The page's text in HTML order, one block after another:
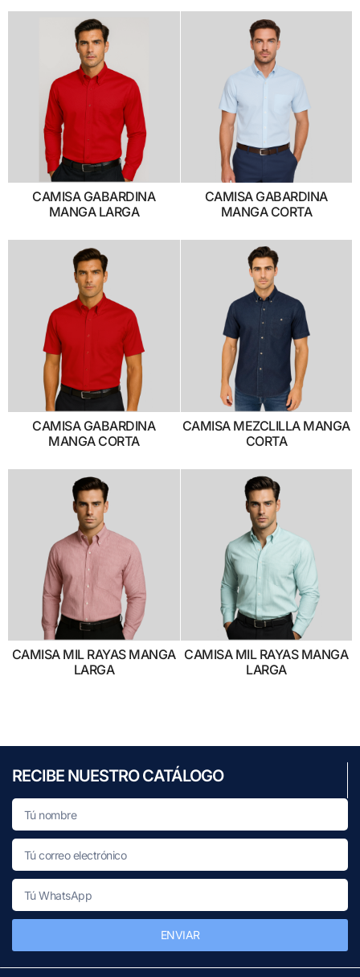
CAMISA GABARDINA
MANGA LARGA
CAMISA GABARDINA
MANGA CORTA
CAMISA GABARDINA
MANGA CORTA
CAMISA MEZCLILLA MANGA
CORTA
CAMISA MIL RAYAS MANGA
LARGA
CAMISA MIL RAYAS MANGA
LARGA
RECIBE NUESTRO CATÁLOGO
ENVIAR